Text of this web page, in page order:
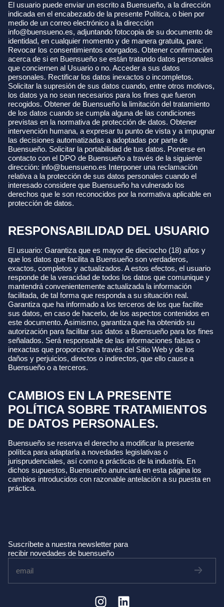
El usuario puede enviar un escrito a Buensueño, a la dirección
indicada en el encabezado de la presente Política, o bien por
medio de un correo electrónico a la dirección
info@buensueno.es, adjuntando fotocopia de su documento de
identidad, en cualquier momento y de manera gratuita, para:
Revocar los consentimientos otorgados. Obtener confirmación
acerca de si en Buensueño se están tratando datos personales
que conciernen al Usuario o no. Acceder a sus datos
personales. Rectificar los datos inexactos o incompletos.
Solicitar la supresión de sus datos cuando, entre otros motivos,
los datos ya no sean necesarios para los fines que fueron
recogidos. Obtener de Buensueño la limitación del tratamiento
de los datos cuando se cumpla alguna de las condiciones
previstas en la normativa de protección de datos. Obtener
intervención humana, a expresar tu punto de vista y a impugnar
las decisiones automatizadas a adoptadas por parte de
Buensueño. Solicitar la portabilidad de tus datos. Ponerse en
contacto con el DPO de Buensueño a través de la siguiente
dirección: info@buensueno.es Interponer una reclamación
relativa a la protección de sus datos personales cuando el
interesado considere que Buensueño ha vulnerado los
derechos que le son reconocidos por la normativa aplicable en
protección de datos.
RESPONSABILIDAD DEL USUARIO
El usuario: Garantiza que es mayor de dieciocho (18) años y
que los datos que facilita a Buensueño son verdaderos,
exactos, completos y actualizados. A estos efectos, el usuario
responde de la veracidad de todos los datos que comunique y
mantendrá convenientemente actualizada la información
facilitada, de tal forma que responda a su situación real.
Garantiza que ha informado a los terceros de los que facilite
sus datos, en caso de hacerlo, de los aspectos contenidos en
este documento. Asimismo, garantiza que ha obtenido su
autorización para facilitar sus datos a Buensueño para los fines
señalados. Será responsable de las informaciones falsas o
inexactas que proporcione a través del Sitio Web y de los
daños y perjuicios, directos o indirectos, que ello cause a
Buensueño o a terceros.
CAMBIOS EN LA PRESENTE
POLÍTICA SOBRE TRATAMIENTOS
DE DATOS PERSONALES.
Buensueño se reserva el derecho a modificar la presente
política para adaptarla a novedades legislativas o
jurisprudenciales, así como a prácticas de la industria. En
dichos supuestos, Buensueño anunciará en esta página los
cambios introducidos con razonable antelación a su puesta en
práctica.
Suscríbete a nuestra newsletter para
recibir novedades de buensueño